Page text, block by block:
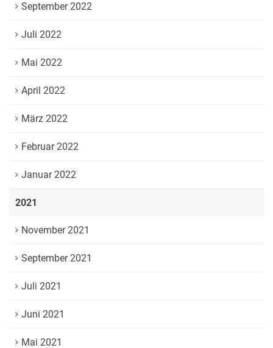
September 2022
Juli 2022
Mai 2022
April 2022
März 2022
Februar 2022
Januar 2022
2021
November 2021
September 2021
Juli 2021
Juni 2021
Mai 2021